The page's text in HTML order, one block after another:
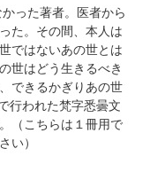
った著者。医者から
た。その間、本人は
ではないあの世とは
世はどう生きるべき
できるかぎりあの世
行われた梵字悉曇文
（こちらは１冊用で
い）